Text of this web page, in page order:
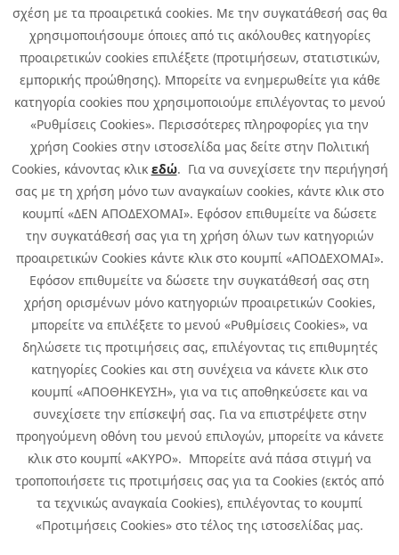
σχέση με τα προαιρετικά cookies. Με την συγκατάθεσή σας θα
χρησιμοποιήσουμε όποιες από τις ακόλουθες κατηγορίες
προαιρετικών cookies επιλέξετε (προτιμήσεων, στατιστικών,
εμπορικής προώθησης). Μπορείτε να ενημερωθείτε για κάθε
κατηγορία cookies που χρησιμοποιούμε επιλέγοντας το μενού
«Ρυθμίσεις Cookies». Περισσότερες πληροφορίες για την
χρήση Cookies στην ιστοσελίδα μας δείτε στην Πολιτική
Cookies, κάνοντας κλικ εδώ. Για να συνεχίσετε την περιήγησή
σας με τη χρήση μόνο των αναγκαίων cookies, κάντε κλικ στο
κουμπί «ΔΕΝ ΑΠΟΔΕΧΟΜΑΙ». Εφόσον επιθυμείτε να δώσετε
την συγκατάθεσή σας για τη χρήση όλων των κατηγοριών
προαιρετικών Cookies κάντε κλικ στο κουμπί «ΑΠΟΔΕΧΟΜΑΙ».
Εφόσον επιθυμείτε να δώσετε την συγκατάθεσή σας στη
χρήση ορισμένων μόνο κατηγοριών προαιρετικών Cookies,
μπορείτε να επιλέξετε το μενού «Ρυθμίσεις Cookies», να
δηλώσετε τις προτιμήσεις σας, επιλέγοντας τις επιθυμητές
κατηγορίες Cookies και στη συνέχεια να κάνετε κλικ στο
κουμπί «ΑΠΟΘΗΚΕΥΣΗ», για να τις αποθηκεύσετε και να
συνεχίσετε την επίσκεψή σας. Για να επιστρέψετε στην
προηγούμενη οθόνη του μενού επιλογών, μπορείτε να κάνετε
κλικ στο κουμπί «ΑΚΥΡΟ». Μπορείτε ανά πάσα στιγμή να
τροποποιήσετε τις προτιμήσεις σας για τα Cookies (εκτός από
τα τεχνικώς αναγκαία Cookies), επιλέγοντας το κουμπί
«Προτιμήσεις Cookies» στο τέλος της ιστοσελίδας μας.
Copyright © 2026 Infoquest.gr All Rights Reserved.
Cookies Policy Cookies Preferences |
Privacy Policy: To learn more about the processing of personal data